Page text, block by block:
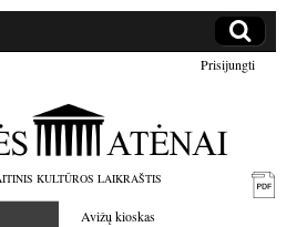
Prisijungti
KULTŪROS LAIKRAŠTIS
Avižų kioskas